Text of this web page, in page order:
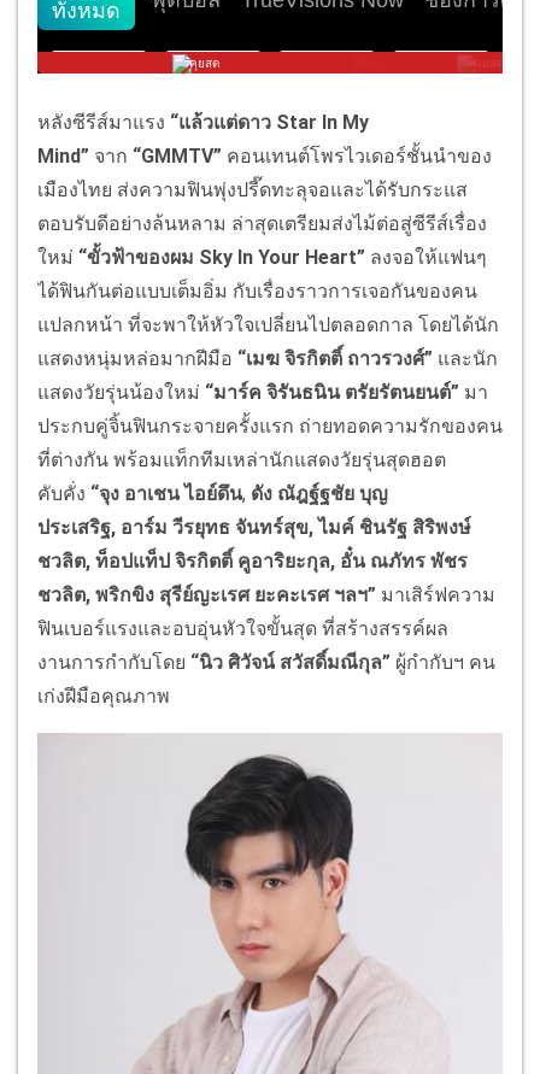
หลังซีรีส์มาแรง “แล้วแต่ดาว Star In My
Mind” จาก “GMMTV” คอนเทนต์โพรไวเดอร์ชั้นนำของ
เมืองไทย ส่งความฟินพุ่งปรี๊ดทะลุจอและได้รับกระแส
ตอบรับดีอย่างล้นหลาม ล่าสุดเตรียมส่งไม้ต่อสู่ซีรีส์เรื่อง
ใหม่ “ขั้วฟ้าของผม Sky In Your Heart” ลงจอให้แฟนๆ
ได้ฟินกันต่อแบบเต็มอิ่ม กับเรื่องราวการเจอกันของคน
แปลกหน้า ที่จะพาให้หัวใจเปลี่ยนไปตลอดกาล โดยได้นัก
แสดงหนุ่มหล่อมากฝีมือ “เมฆ จิรกิตติ์ ถาวรวงศ์” และนัก
แสดงวัยรุ่นน้องใหม่ “มาร์ค จิรันธนิน ตรัยรัตนยนต์” มา
ประกบคู่จิ้นฟินกระจายครั้งแรก ถ่ายทอดความรักของคน
ที่ต่างกัน พร้อมแท็กทีมเหล่านักแสดงวัยรุ่นสุดฮอต
คับคั่ง “จุง อาเชน ไอย์ดึน, ดัง ณัฎฐ์ฐชัย บุญ
ประเสริฐ, อาร์ม วีรยุทธ จันทร์สุข, ไมค์ ชินรัฐ สิริพงษ์
ชวลิต, ท็อปแท็ป จิรกิตติ์ คูอาริยะกุล, อั๋น ณภัทร พัชร
ชวลิต, พริกขิง สุรีย์ญะเรศ ยะคะเรศ ฯลฯ” มาเสิร์ฟความ
ฟินเบอร์แรงและอบอุ่นหัวใจขั้นสุด ที่สร้างสรรค์ผล
งานการกำกับโดย “นิว ศิวัจน์ สวัสดิ์มณีกุล” ผู้กำกับฯ คน
เก่งฝีมือคุณภาพ